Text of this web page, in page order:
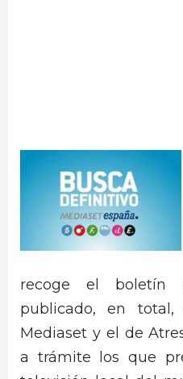
recoge el boletín
publicado, en
Mediaset y el de
a trámite los que